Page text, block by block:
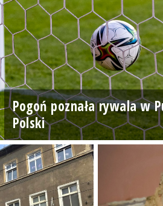
Pogoń poznała rywala w
Polski